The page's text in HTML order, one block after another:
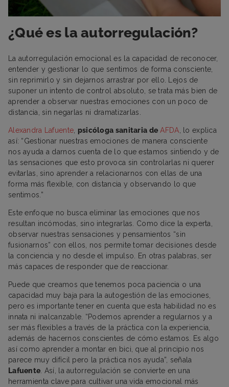
¿Qué es la autorregulación?
La autorregulación emocional es la capacidad de reconocer,
entender y gestionar lo que sentimos de forma consciente,
sin reprimirlo y sin dejarnos arrastrar por ello. Lejos de
suponer un intento de control absoluto, se trata más bien de
aprender a observar nuestras emociones con un poco de
distancia, sin negarlas ni dramatizarlas.
Alexandra Lafuente psicóloga sanitaria de AFDA , lo explica
así: “Gestionar nuestras emociones de manera consciente
nos ayuda a darnos cuenta de lo que estamos sintiendo y de
las sensaciones que esto provoca sin controlarlas ni querer
evitarlas, sino aprender a relacionarnos con ellas de una
forma más flexible, con distancia y observando lo que
sentimos.”
Este enfoque no busca eliminar las emociones que nos
resultan incómodas, sino integrarlas. Como dice la experta,
observar nuestras sensaciones y pensamientos “sin
fusionarnos” con ellos, nos permite tomar decisiones desde
la conciencia y no desde el impulso. En otras palabras, ser
más capaces de responder que de reaccionar.
Puede que creamos que tenemos poca paciencia o una
capacidad muy baja para la autogestión de las emociones,
pero es importante tener en cuenta que esta habilidad no es
innata ni inalcanzable. “Podemos aprender a regularnos y a
ser más flexibles a través de la práctica con la experiencia,
además de hacernos conscientes de cómo estamos. Es algo
así como aprender a montar en bici, que al principio nos
parece muy difícil pero la práctica nos ayuda”, señala
Lafuente . Así, la autorregulación se convierte en una
herramienta clave para cultivar una vida emocional más